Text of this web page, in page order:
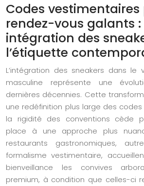
Codes vestimentaires
rendez-vous galants :
intégration des
l’étiquette
L’intégration des sneakers dans le
masculine représente une
dernières décennies. Cette
une redéfinition plus large des
la rigidité des conventions cède
place à une approche plus
restaurants gastronomiques,
formalisme vestimentaire,
bienveillance les convives
premium, à condition que celles-ci